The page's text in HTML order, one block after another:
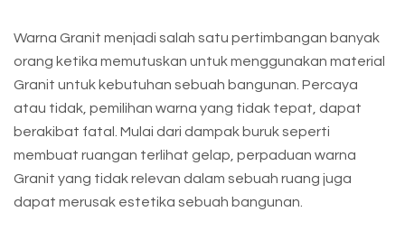
Warna Granit menjadi salah satu pertimbangan banyak
orang ketika memutuskan untuk menggunakan material
Granit untuk kebutuhan sebuah bangunan. Percaya
atau tidak, pemilihan warna yang tidak tepat, dapat
berakibat fatal. Mulai dari dampak buruk seperti
membuat ruangan terlihat gelap, perpaduan warna
Granit yang tidak relevan dalam sebuah ruang juga
dapat merusak estetika sebuah bangunan.